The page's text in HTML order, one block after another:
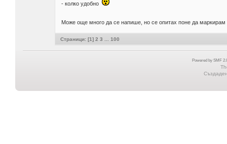
- колко удобно
Може още много да се напише, но се опитах поне да
Страници: [1] 2 3 100
Powered by SMF